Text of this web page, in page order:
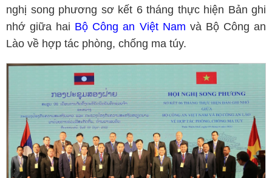
nghị song phương sơ kết 6 tháng thực hiện Bản ghi
nhớ giữa hai Bộ Công an Việt Nam và Bộ Công an
Lào về hợp tác phòng, chống ma túy.